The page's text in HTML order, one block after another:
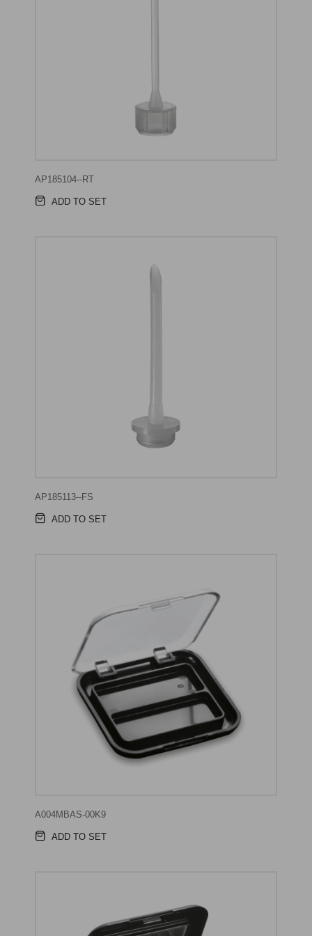
AP185104--RT
ADD TO SET
AP185113--FS
ADD TO SET
A004MBAS-00K9
ADD TO SET